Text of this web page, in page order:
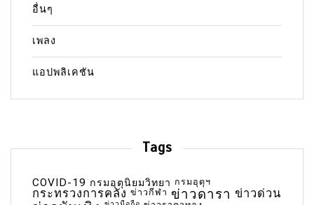
อื่นๆ
เพลง
แอปพลิเคชัน
Tags
COVID-19 กรมอุตุนิยมวิทยา กรมอุตุฯ
กระทรวงการคลัง ข่าวกีฬา ข่าวดารา ข่าวด่วน